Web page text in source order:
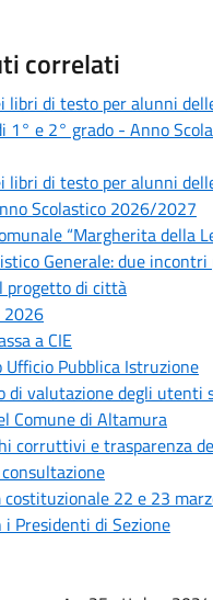
correlati
libri di testo per alunni
1° e 2° grado - Anno
libri di testo per alunni
Scolastico 2026/2027
“Margherita della
Generale: due
progetto di città
2026
a CIE
Ufficio Pubblica Istruzione
di valutazione degli utenti
Comune di Altamura
corruttivi e trasparenza
costituzionale 22 e 23
Presidenti di Sezione